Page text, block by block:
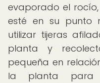
evaporado el
esté en su punto
utilizar tijeras
planta y
pequeña en
la planta para